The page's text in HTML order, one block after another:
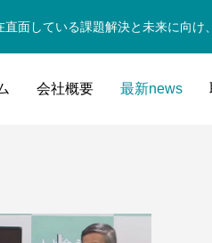
面している課題解決と未来に向け
会社概要 最新news